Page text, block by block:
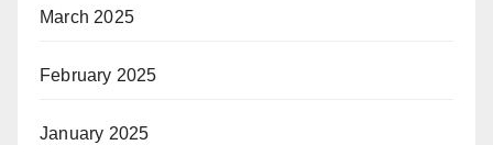
March 2025
February 2025
January 2025